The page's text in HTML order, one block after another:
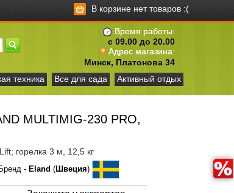
В корзине нет товаров :(
Время работы:
с 09.00 до 20.00
Адрес магазина:
Минск, Платонова 34
техника Все для сада Активный отдых
MULTIMIG-230 PRO,
горелка 3 м, 12,5 кг
Бренд - Eland (Швеция)